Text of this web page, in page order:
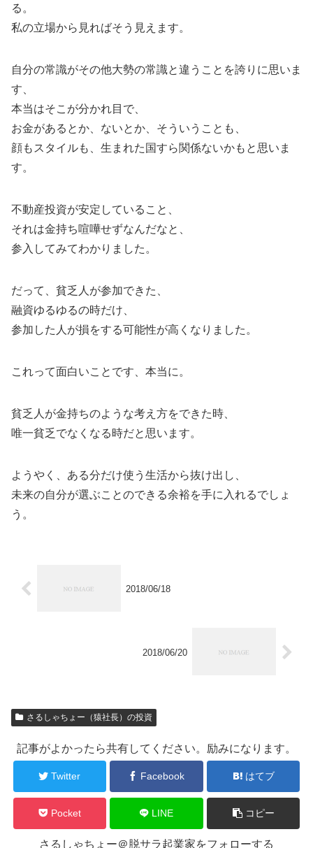
る。
私の立場から見ればそう見えます。
自分の常識がその他大勢の常識と違うことを誇りに思いま
す、
本当はそこが分かれ目で、
お金があるとか、ないとか、そういうことも、
顔もスタイルも、生まれた国すら関係ないかもと思いま
す。
不動産投資が安定していること、
それは金持ち喧嘩せずなんだなと、
参入してみてわかりました。
だって、貧乏人が参加できた、
融資ゆるゆるの時だけ、
参加した人が損をする可能性が高くなりました。
これって面白いことです、本当に。
貧乏人が金持ちのような考え方をできた時、
唯一貧乏でなくなる時だと思います。
ようやく、ある分だけ使う生活から抜け出し、
未来の自分が選ぶことのできる余裕を手に入れるでしょ
う。
2018/06/18
2018/06/20
さるしゃちょー（猿社長）の投資
記事がよかったら共有してください。励みになります。
Twitter Facebook はてブ
Pocket LINE コピー
さるしゃちょー＠脱サラ起業家をフォローする